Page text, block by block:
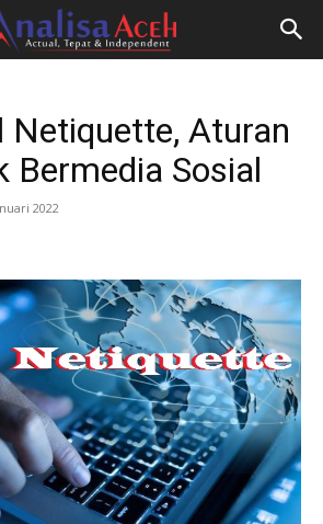
Netiquette, Aturan
Bermedia Sosial
2022